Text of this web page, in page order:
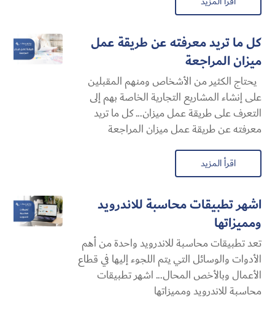
كل ما تريد معرفته عن طريقة عمل
ميزان المراجعة
يحتاج الكثير من الأشخاص ومنهم المقبلين
على إنشاء المشاريع التجارية الخاصة بهم إلى
التعرف على طريقة عمل ميزان... كل ما تريد
معرفته عن طريقة عمل ميزان المراجعة
اقرأ المزيد
اشهر تطبيقات محاسبة للاندرويد
ومميزاتها
تعد تطبيقات محاسبة للاندرويد واحدة من أهم
الأدوات والوسائل التي يتم اللجوء إليها في قطاع
الأعمال وبالأخص المحال... اشهر تطبيقات
محاسبة للاندرويد ومميزاتها